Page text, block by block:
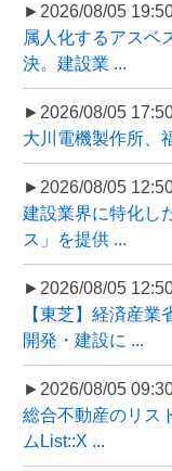
►2026/08/05
属人化するアスベ
決。建設業 ...
►2026/08/05
大川電機製作所、
►2026/08/05
建設業界に特化し
ス」を提供 ...
►2026/08/05
【東芝】経済産
開発・建設に ...
►2026/08/05
総合不動産のリス
ムList::X ...